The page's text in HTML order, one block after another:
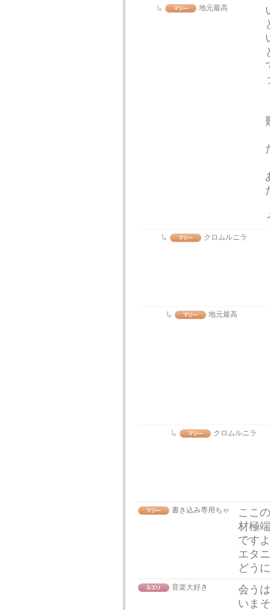
地元最高
クロムルニラ
地元最高
クロムルニラ
書き込み専用ちゃ
ここ
材極
です
エタ
どう
音楽大好き
会う
いま